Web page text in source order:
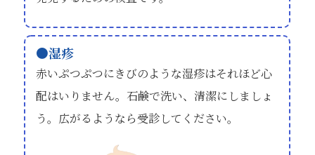
湿疹
赤いぷつぷつにきびのような湿疹はそれほど心
配はいりません。石鹸で洗い、清潔にしましょ
う。広がるようなら受診してください。